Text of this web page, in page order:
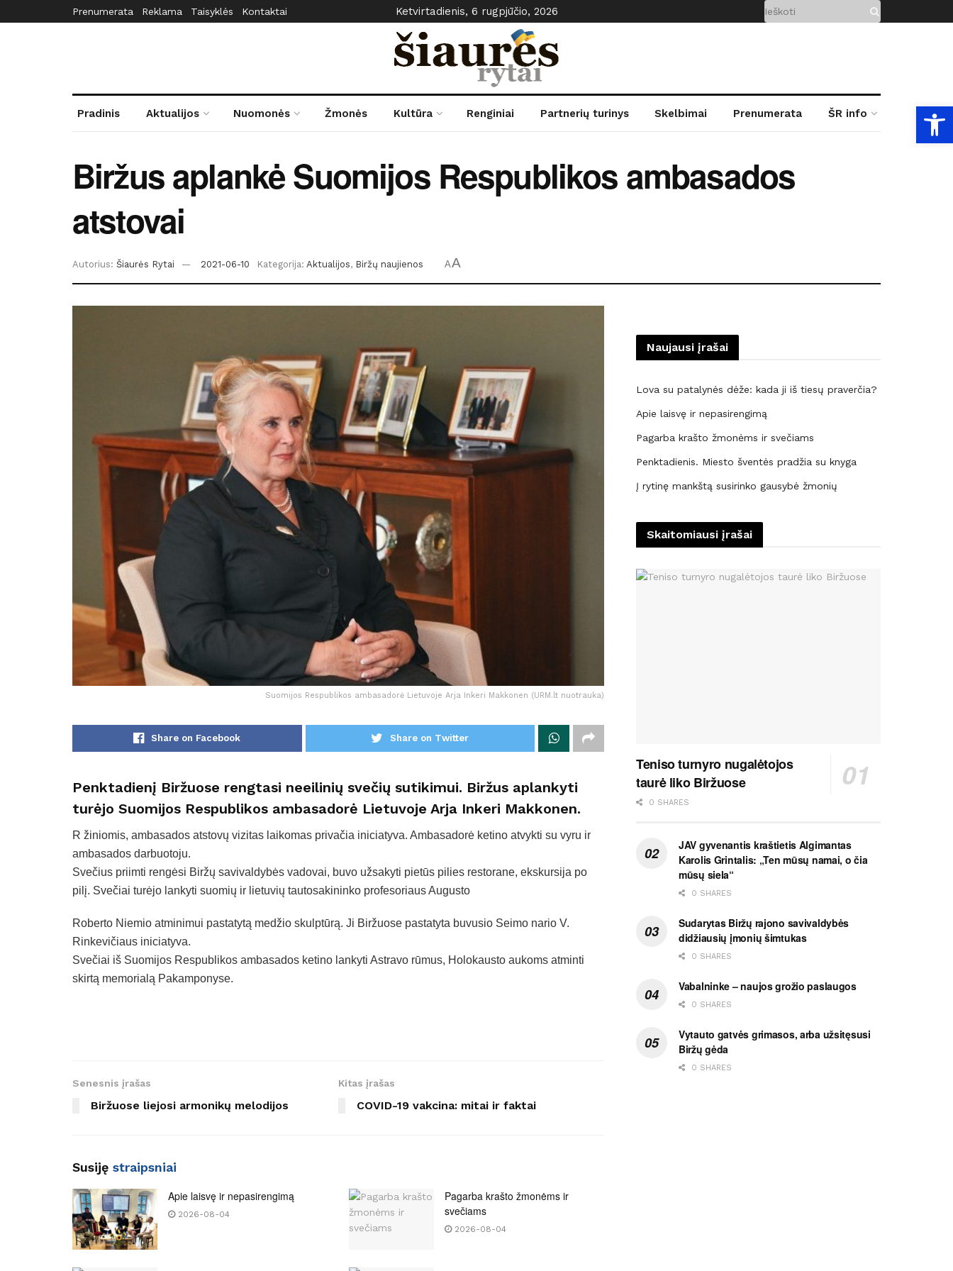
Prenumerata Reklama Taisyklės Kontaktai Ketvirtadienis, 6 rugpjūčio, 2026
Pradinis Aktualijos Nuomonės Žmonės Kultūra Renginiai Partnerių turinys Skelbimai Prenumerata ŠR info
Biržus aplankė Suomijos Respublikos ambasados
atstovai
Autorius: Šiaurės Rytai 2021-06-10 Kategorija: Aktualijos, Biržų naujienos AA
Suomijos Respublikos ambasadorė Lietuvoje Arja Inkeri Makkonen (URM.lt nuotrauka)
Share on Facebook Share on Twitter
Penktadienį Biržuose rengtasi neeilinių svečių sutikimui. Biržus aplankyti
turėjo Suomijos Respublikos ambasadorė Lietuvoje Arja Inkeri Makkonen.
R žiniomis, ambasados atstovų vizitas laikomas privačia iniciatyva. Ambasadorė ketino atvykti su vyru ir
ambasados darbuotoju.
Svečius priimti rengėsi Biržų savivaldybės vadovai, buvo užsakyti pietūs pilies restorane, ekskursija po
pilį. Svečiai turėjo lankyti suomių ir lietuvių tautosakininko profesoriaus Augusto
Roberto Niemio atminimui pastatytą medžio skulptūrą. Ji Biržuose pastatyta buvusio Seimo nario V.
Rinkevičiaus iniciatyva.
Svečiai iš Suomijos Respublikos ambasados ketino lankyti Astravo rūmus, Holokausto aukoms atminti
skirtą memorialą Pakamponyse.
Senesnis įrašas
Biržuose liejosi armonikų melodijos
Kitas įrašas
COVID-19 vakcina: mitai ir faktai
Susiję straipsniai
Apie laisvę ir nepasirengimą
2026-08-04
Pagarba krašto žmonėms ir
svečiams
2026-08-04
Naujausi įrašai
Lova su patalynės dėže: kada ji iš tiesų praverčia?
Apie laisvę ir nepasirengimą
Pagarba krašto žmonėms ir svečiams
Penktadienis. Miesto šventės pradžia su knyga
Į rytinę mankštą susirinko gausybė žmonių
Skaitomiausi įrašai
Teniso turnyro nugalėtojos
taurė liko Biržuose
0 SHARES
JAV gyvenantis kraštietis Algimantas
Karolis Grintalis: „Ten mūsų namai, o čia
mūsų siela“
0 SHARES
Sudarytas Biržų rajono savivaldybės
didžiausių įmonių šimtukas
0 SHARES
Vabalninke – naujos grožio paslaugos
0 SHARES
Vytauto gatvės grimasos, arba užsitęsusi
Biržų gėda
0 SHARES